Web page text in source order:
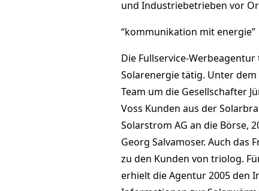
und Industriebetrieben vor
“kommunikation mit energie”
Die Fullservice-
Solarenergie tätig. Unter
Team um die Gesellschafter
Voss Kunden aus der
Solarstrom AG an die Börse,
Georg Salvamoser. Auch
zu den Kunden von triolog.
erhielt die Agentur 2005 den